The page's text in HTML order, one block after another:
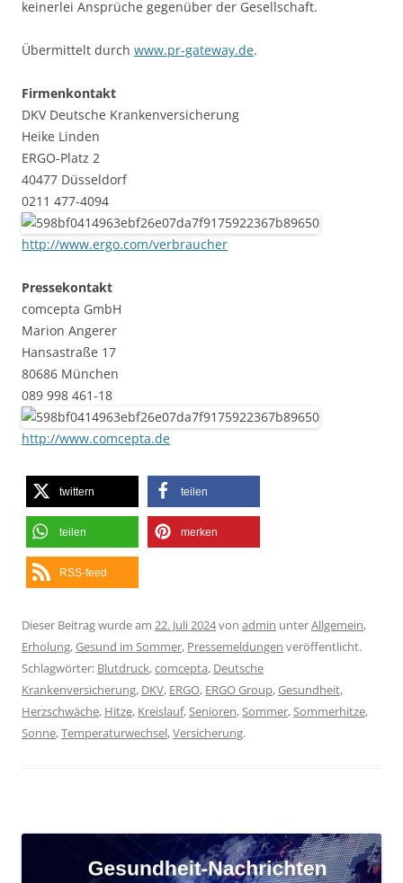
keinerlei Ansprüche gegenüber der Gesellschaft.
Übermittelt durch www.pr-gateway.de.
Firmenkontakt
DKV Deutsche Krankenversicherung
Heike Linden
ERGO-Platz 2
40477 Düsseldorf
0211 477-4094
http://www.ergo.com/verbraucher
Pressekontakt
comcepta GmbH
Marion Angerer
Hansastraße 17
80686 München
089 998 461-18
http://www.comcepta.de
twittern teilen
teilen merken
RSS-feed
Dieser Beitrag wurde am 22. Juli 2024von admin unterAllgemein,
Erholung,Gesund im Sommer, Pressemeldungen veröffentlicht.
Schlagwörter: Blutdruck,comcepta, Deutsche
Krankenversicherung, DKV, ERGO, ERGO Group,Gesundheit,
Herzschwäche, Hitze, Kreislauf,Senioren,Sommer,Sommerhitze,
Sonne,Temperaturwechsel,Versicherung.